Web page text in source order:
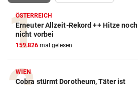
ÖSTERREICH
Erneuter Allzeit-Rekord ++ Hitze noch
nicht vorbei
159.826 mal gelesen
WIEN
Cobra stürmt Dorotheum, Täter ist